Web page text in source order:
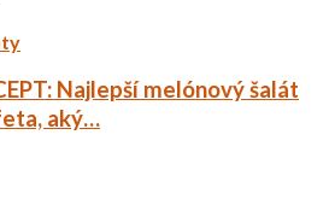
Najlepší melónový šalát
aký…